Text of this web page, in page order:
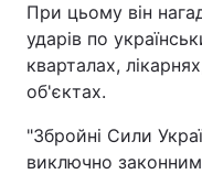
При цьому він
ударів по
кварталах,
об'єктах.
"Збройні Сили
виключно